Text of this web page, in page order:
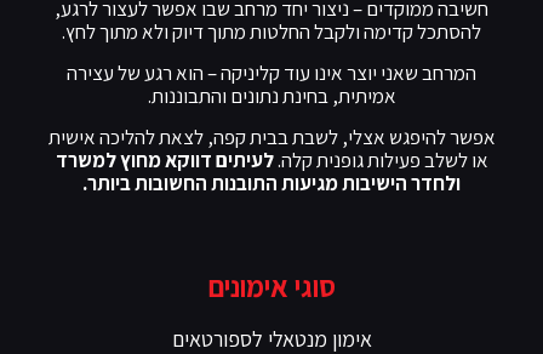
חשיבה ממוקדים – ניצור יחד מרחב שבו אפשר לעצור לרגע,
להסתכל קדימה ולקבל החלטות מתוך דיוק ולא מתוך לחץ.
המרחב שאני יוצר אינו עוד קליניקה – הוא רגע של עצירה
אמיתית, בחינת נתונים והתבוננות.
אפשר להיפגש אצלי, לשבת בבית קפה, לצאת להליכה אישית
או לשלב פעילות גופנית קלה.לעיתים דווקא מחוץ למשרד
ולחדר הישיבות מגיעות התובנות החשובות ביותר.
סוגי אימונים
אימון מנטאלי לספורטאים